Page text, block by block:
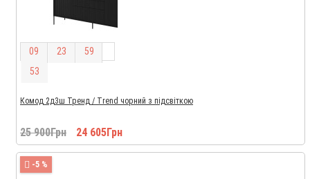
09 23 59
52
Комод 2д3ш Тренд / Trend чорний з підсвіткою
25 900Грн 24 605Грн
-5 %